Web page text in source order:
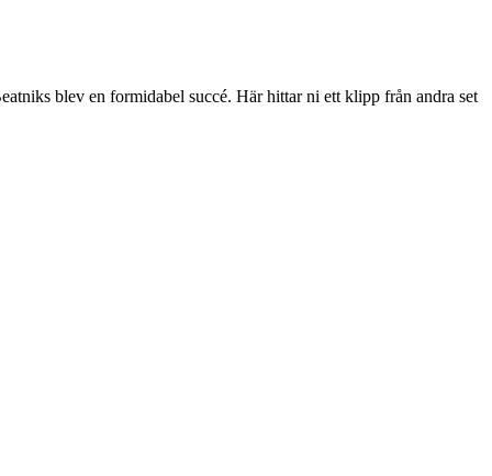
blev en formidabel succé. Här hittar ni ett klipp från andra set